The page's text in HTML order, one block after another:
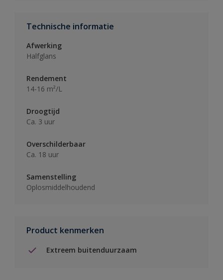
Technische informatie
Afwerking
Halfglans
Rendement
14-16 m²/L
Droogtijd
Ca. 3 uur
Overschilderbaar
Ca. 18 uur
Samenstelling
Oplosmiddelhoudend
Product kenmerken
Extreem buitenduurzaam